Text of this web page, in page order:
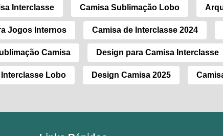
Interclasse Camisa Sublimação Lobo
Jogos Internos Camisa de Interclasse 2024
Camisa Design para Camisa Interclasse
Lobo Design Camisa 2025